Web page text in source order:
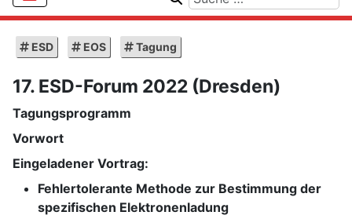
ESD EOS Tagung
17. ESD-Forum 2022 (Dresden)
Tagungsprogramm
Vorwort
Eingeladener Vortrag:
Fehlertolerante Methode zur Bestimmung der
spezifischen Elektronenladung